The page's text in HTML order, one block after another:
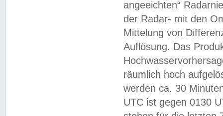
angeeichten“
der Radar- mit den
Mittelung von
Auflösung. Das
räumlich hoch
werden ca. 30
UTC ist gegen 0130